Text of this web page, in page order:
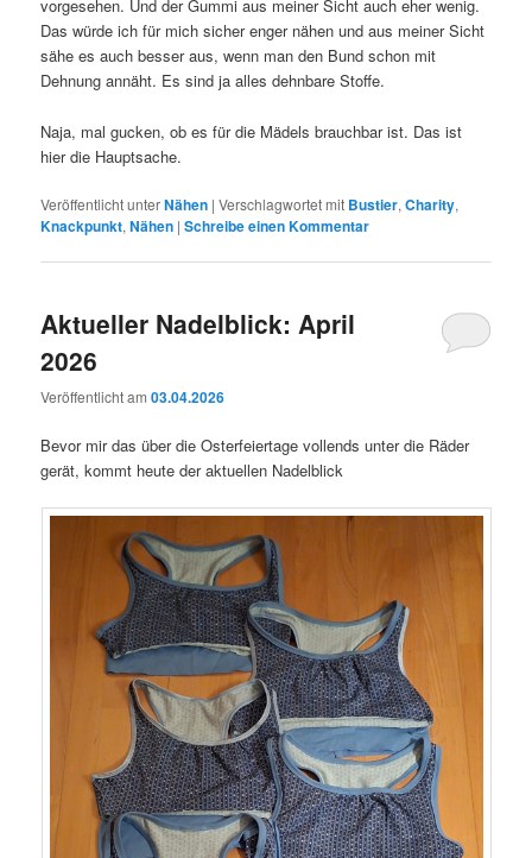
vorgesehen. Und der Gummi aus meiner Sicht auch eher wenig.
Das würde ich für mich sicher enger nähen und aus meiner Sicht
sähe es auch besser aus, wenn man den Bund schon mit
Dehnung annäht. Es sind ja alles dehnbare Stoffe.
Naja, mal gucken, ob es für die Mädels brauchbar ist. Das ist
hier die Hauptsache.
Veröffentlicht unterNähen |Verschlagwortet mit Bustier,Charity,
Knackpunkt,Nähen |Schreibe einen Kommentar
Aktueller Nadelblick: April
2026
Veröffentlicht am03.04.2026
Bevor mir das über die Osterfeiertage vollends unter die Räder
gerät, kommt heute der aktuellen Nadelblick